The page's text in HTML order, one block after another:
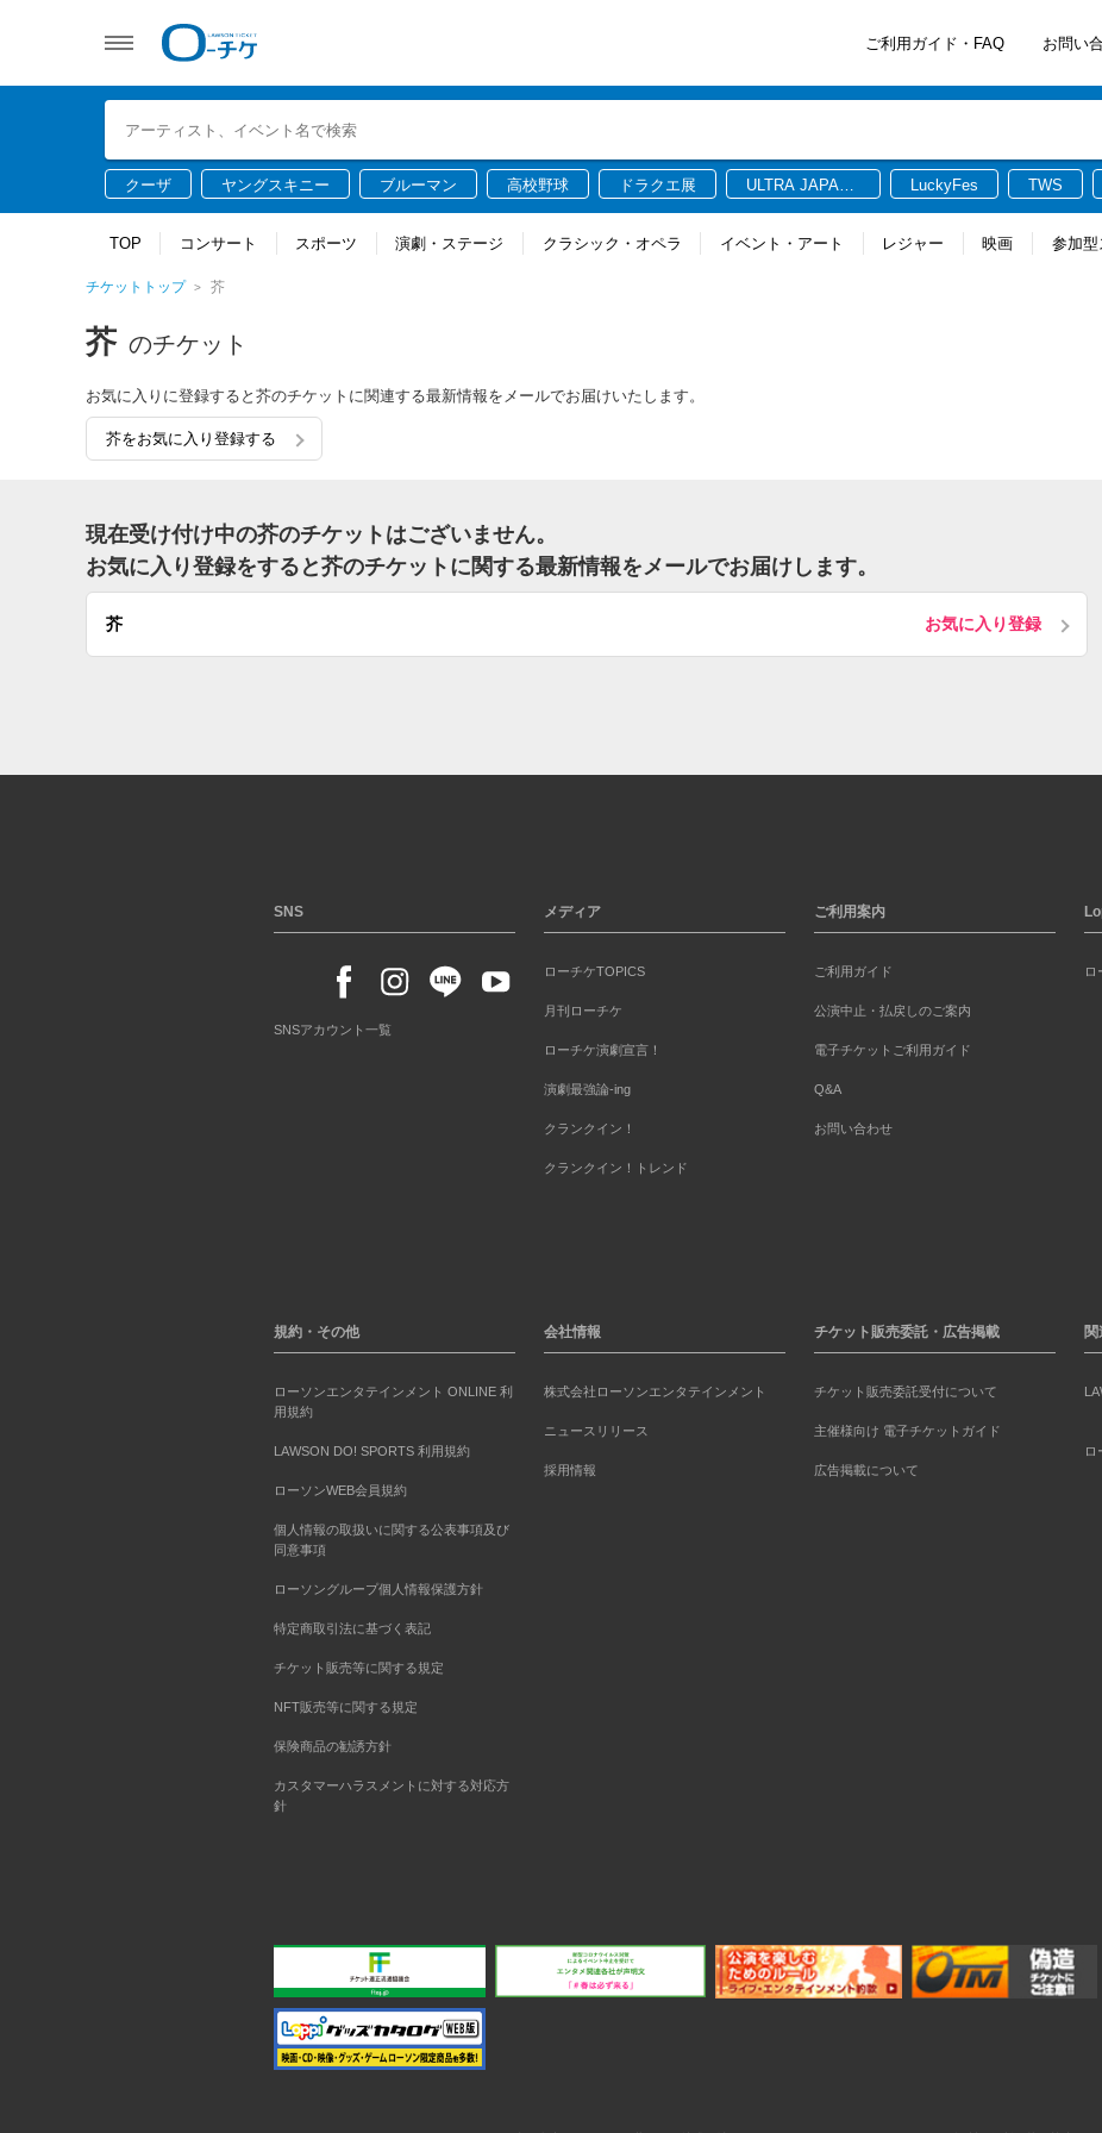
ご利用ガイド・FAQ お問い
クーザ ヤングスキニー ブルーマン 高校野球 ドラクエ展
ULTRA JAPAN
LuckyFes TWS
TOP コンサート スポーツ 演劇・ステージ クラシック・オペラ イベント・アート レジャー 映画 参加型
チケットトップ 芥
芥 のチケット
お気に入りに登録すると芥のチケットに関連する最新情報をメールでお届けいたします。
芥をお気に入り登録する
現在受け付け中の芥のチケットはございません。
お気に入り登録をすると芥のチケットに関する最新情報をメールでお届けします。
芥 お気に入り登録
SNS
SNSアカウント一覧
メディア
ローチケTOPICS
月刊ローチケ
ローチケ演劇宣言！
演劇最強論-ing
クランクイン！
クランクイン！トレンド
ご利用案内
ご利用ガイド
公演中止・払戻しのご案内
電子チケットご利用ガイド
Q&A
お問い合わせ
ロ
規約・その他
ローソンエンタテインメント ONLINE 利
用規約
LAWSON DO! SPORTS 利用規約
ローソンWEB会員規約
個人情報の取扱いに関する公表事項及び
同意事項
ローソングループ個人情報保護方針
特定商取引法に基づく表記
チケット販売等に関する規定
NFT販売等に関する規定
保険商品の勧誘方針
カスタマーハラスメントに対する対応方
針
会社情報
株式会社ローソンエンタテインメント
ニュースリリース
採用情報
チケット販売委託・広告掲載
チケット販売委託受付について
主催様向け 電子チケットガイド
広告掲載について
関
ロ